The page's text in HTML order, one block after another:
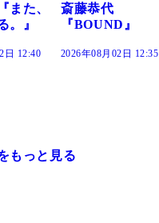
日 12:35
咲田ゆな
『Sunflower』
2026年08月02日 12:30
もっと見る